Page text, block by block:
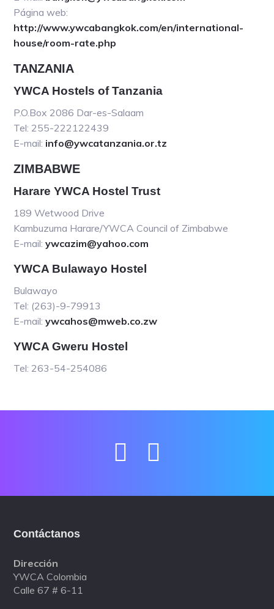
Página web:
http://www.ywcabangkok.com/en/international-
house/room-rate.php
TANZANIA
YWCA Hostels of Tanzania
P.O.Box 2086 Dar-es-Salaam
Tel: 255-222122439
E-mail: info@ywcatanzania.or.tz
ZIMBABWE
Harare YWCA Hostel Trust
189 Wetwood Drive
Kambuzuma Harare/YWCA Council of Zimbabwe
E-mail:ywcazim@yahoo.com
YWCA Bulawayo Hostel
Bulawayo
Tel: (263)-9-79913
E-mail:ywcahos@mweb.co.zw
YWCA Gweru Hostel
Tel: 263-54-254086
Contáctanos
Dirección
YWCA Colombia
Calle 67 # 6-11